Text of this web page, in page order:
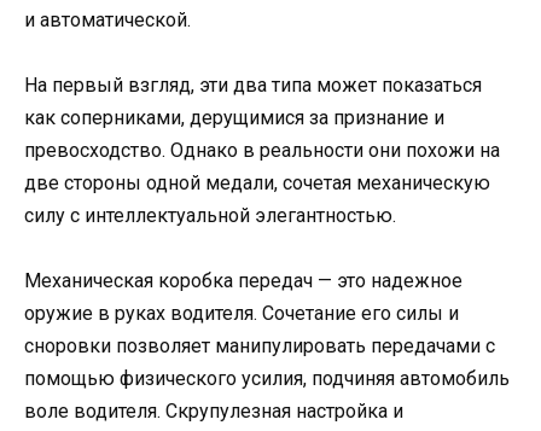
и автоматической.
На первый взгляд, эти два типа может показаться
как соперниками, дерущимися за признание и
превосходство. Однако в реальности они похожи на
две стороны одной медали, сочетая механическую
силу с интеллектуальной элегантностью.
Механическая коробка передач — это надежное
оружие в руках водителя. Сочетание его силы и
сноровки позволяет манипулировать передачами с
помощью физического усилия, подчиняя автомобиль
воле водителя. Скрупулезная настройка и